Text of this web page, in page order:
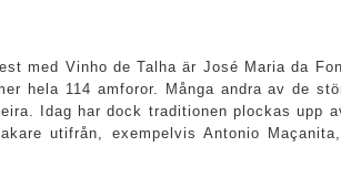
med Vinho de Talha är José Maria da
hela 114 amforor. Många andra av de
Idag har dock traditionen plockas upp
utifrån, exempelvis Antonio